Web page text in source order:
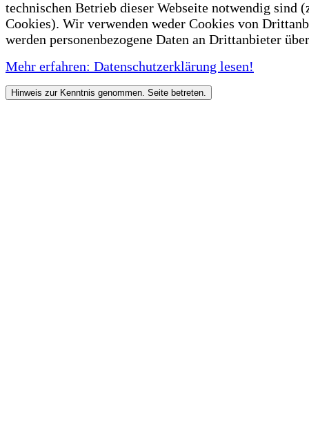
technischen Betrieb dieser Webseite notwendig sind
Cookies). Wir verwenden weder Cookies von
werden personenbezogene Daten an Drittanbieter
Mehr erfahren: Datenschutzerklärung lesen!
Hinweis zur Kenntnis genommen. Seite betreten.